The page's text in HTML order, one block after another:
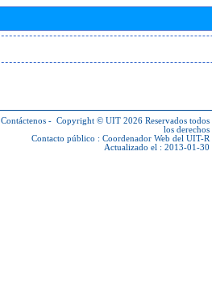
Contáctenos - Copyright © UIT 2026 Reservados todos
los derechos
Contacto público : Coordenador Web del UIT-R
Actualizado el : 2013-01-30